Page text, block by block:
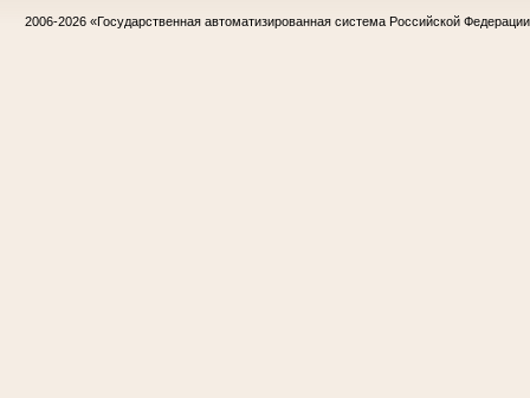
2006-2026 «Государственная автоматизированная система Российской